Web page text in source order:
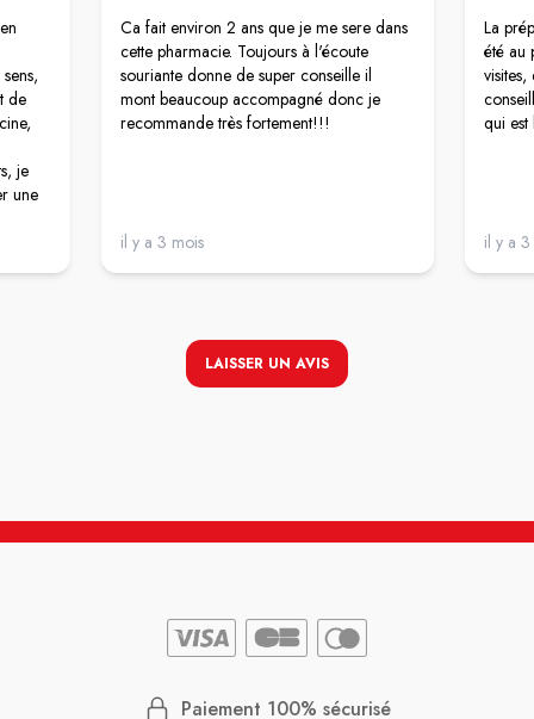
de
je
une
Ca fait environ 2 ans que je me sere dans
cette pharmacie. Toujours à l'écoute
souriante donne de super conseille il
mont beaucoup accompagné donc je
recommande très fortement!!!
il y a 3 mois
La
été au
qui
il y a
LAISSER UN AVIS
Paiement 100% sécurisé